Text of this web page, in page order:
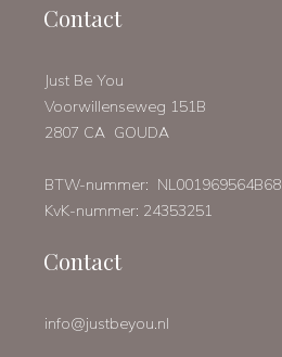
Contact
Just Be You
Voorwillenseweg 151B
2807 CA GOUDA
BTW-nummer: NL001969564B68
KvK-nummer: 24353251
Contact
info@justbeyou.nl